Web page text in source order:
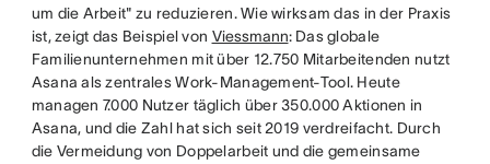
um die Arbeit" zu reduzieren. Wie wirksam das in der Praxis
ist, zeigt das Beispiel von Viessmann: Das globale
Familienunternehmen mit über 12.750 Mitarbeitenden nutzt
Asana als zentrales Work-Management-Tool. Heute
managen 7.000 Nutzer täglich über 350.000 Aktionen in
Asana, und die Zahl hat sich seit 2019 verdreifacht. Durch
die Vermeidung von Doppelarbeit und die gemeinsame